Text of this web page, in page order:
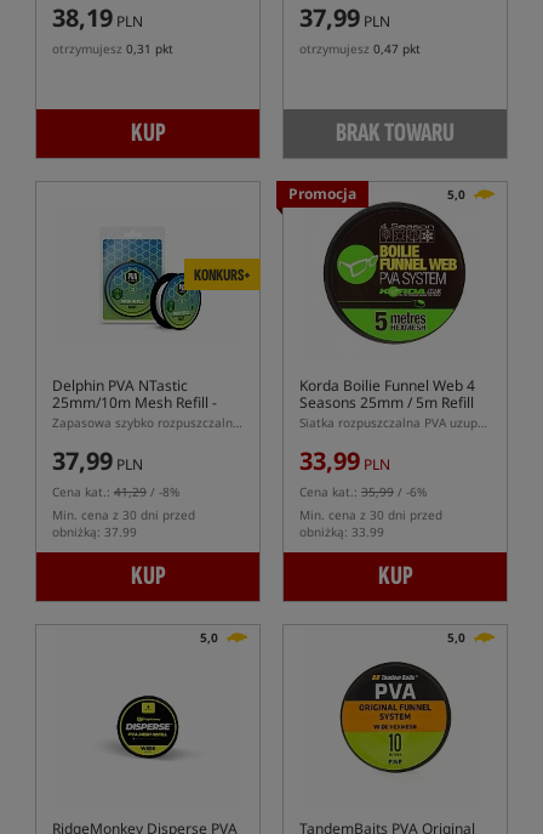
38,19 PLN
otrzymujesz 0,31 pkt
KUP
37,99 PLN
otrzymujesz 0,47 pkt
BRAK TOWARU
KONKURS+
Delphin PVA NTastic
25mm/10m Mesh Refill -
Fast Melt
Zapasowa szybko rozpuszczalna siatka PVA 25mm
37,99 PLN
Cena kat.: 41,29 / -8%
Min. cena z 30 dni przed
obniżką: 37.99
KUP
Promocja 5,0
Korda Boilie Funnel Web 4
Seasons 25mm / 5m Refill
Siatka rozpuszczalna PVA uzupełnienie średni
33,99 PLN
Cena kat.: 35,99 / -6%
Min. cena z 30 dni przed
obniżką: 33.99
KUP
5,0
RidgeMonkey Disperse PVA
5,0
TandemBaits PVA Original